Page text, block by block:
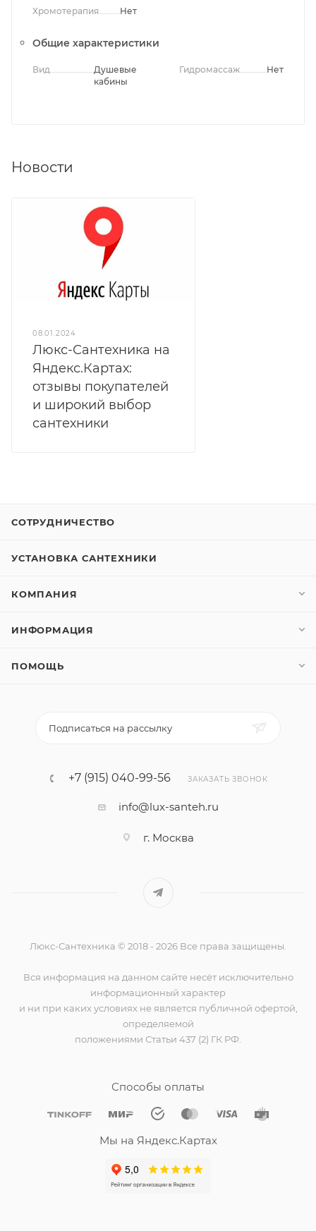
Хромотерапия Нет
Общие характеристики
Вид
Душевые
кабины
Гидромассаж Нет
Новости
08.01.2024
Люкс-Сантехника на
Яндекс.Картах:
отзывы покупателей
и широкий выбор
сантехники
СОТРУДНИЧЕСТВО
УСТАНОВКА САНТЕХНИКИ
КОМПАНИЯ
ИНФОРМАЦИЯ
ПОМОЩЬ
Подписаться на рассылку
+7 (915) 040-99-56 ЗАКАЗАТЬ ЗВОНОК
info@lux-santeh.ru
г. Москва
Люкс-Сантехника © 2018 - 2026 Все права защищены.
Вся информация на данном сайте несёт исключительно
информационный характер
и ни при каких условиях не является публичной офертой,
определяемой
положениями Статьи 437 (2) ГК РФ.
Способы оплаты
Мы на Яндекс.Картах